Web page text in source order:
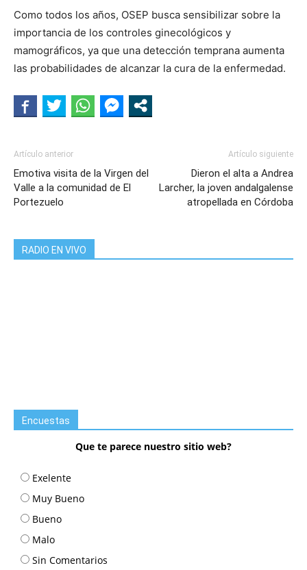
Como todos los años, OSEP busca sensibilizar sobre la
importancia de los controles ginecológicos y
mamográficos, ya que una detección temprana aumenta
las probabilidades de alcanzar la cura de la enfermedad.
Artículo anterior
Emotiva visita de la Virgen del
Valle a la comunidad de El
Portezuelo
Artículo siguiente
Dieron el alta a Andrea
Larcher, la joven andalgalense
atropellada en Córdoba
RADIO EN VIVO
Encuestas
Que te parece nuestro sitio web?
Exelente
Muy Bueno
Bueno
Malo
Sin Comentarios